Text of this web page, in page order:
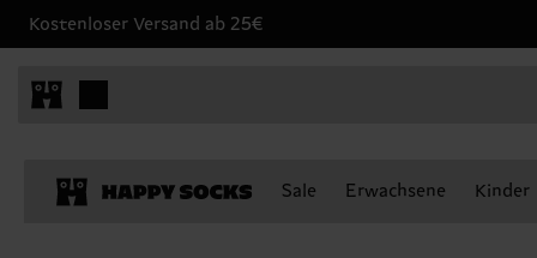
Kostenloser Versand ab 25€
Sale Erwachsene Kinder